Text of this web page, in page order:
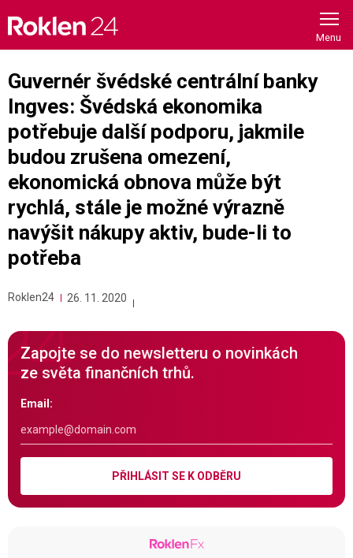
content
Guvernér švédské centrální banky
Ingves: Švédská ekonomika
potřebuje další podporu, jakmile
budou zrušena omezení,
ekonomická obnova může být
rychlá, stále je možné výrazně
navýšit nákupy aktiv, bude-li to
potřeba
Roklen24 26. 11. 2020
Zapojte se do newsletteru o novinkách
ze světa finančních trhů.
Email:
PŘIHLÁSIT SE K ODBĚRU